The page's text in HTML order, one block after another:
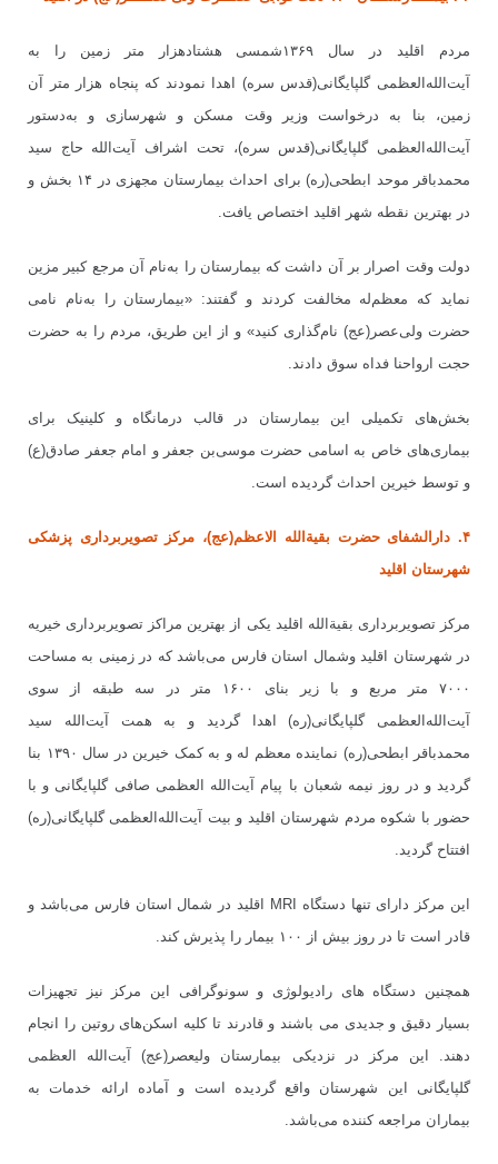
مردم اقلید در سال ۱۳۶۹شمسی هشتادهزار متر زمین را به
آیت الله العظمی گلپایگانی(قدس سره) اهدا نمودند که پنجاه هزار متر آن
زمین، بنا به درخواست وزیر وقت مسکن و شهرسازی و بهدستور
آیتالله العظمی گلپایگانی(قدس سره)، تحت اشراف آیتالله حاج سید
محمدباقر موحد ابطحی(ره) برای احداث بیمارستان مجهزی در ۱۴ بخش و
در بهترین نقطه شهر اقلید اختصاص یافت.
دولت وقت اصرار بر آن داشت که بیمارستان را بهنام آن مرجع کبیر مزین
نماید که معظمله مخالفت کردند و گفتند: «بیمارستان را بهنام نامی
حضرت ولیعصر(عج) نامگذاری کنید» و از این طریق، مردم را به حضرت
حجت ارواحنا فداه سوق دادند.
بخشهای تکمیلی این بیمارستان در قالب درمانگاه و کلینیک برای
بیماریهای خاص به اسامی حضرت موسیبن جعفر و امام جعفر صادق(ع)
و توسط خیرین احداث گردیده است.
۴. دارالشفای حضرت بقیةالله الاعظم(عج)، مرکز تصویربرداری پزشکی
شهرستان اقلید
مرکز تصویربرداری بقیةالله اقلید یکی از بهترین مراکز تصویربرداری خیریه
در شهرستان اقلید وشمال استان فارس میباشد که در زمینی به مساحت
۷۰۰۰ متر مربع و با زیر بنای ۱۶۰۰ متر در سه طبقه از سوی
آیت الله العظمی گلپایگانی(ره) اهدا گردید و به همت آیت الله سید
محمد
باقر ابطحی(ره) نماینده معظم له و به کمک خیرین در سال ۱۳۹۰ بنا
گردید و در روز نیمه شعبان با پیام آیتالله العظمی صافی گلپایگانی و با
حضور با شکوه مردم شهرستان اقلید و بیت آیتالله العظمی گلپایگانی(ره)
افتتاح گردید.
این مرکز دارای تنها دستگاه MRI اقلید در شمال استان فارس میباشد و
قادر است تا در روز بیش از ۱۰۰ بیمار را پذیرش کند.
همچنین دستگاه های رادیولوژی و سونوگرافی این مرکز نیز تجهیزات
بسیار دقیق و جدیدی می باشند و قادرند تا کلیه اسکنهای روتین را انجام
دهند. این مرکز در نزدیکی بیمارستان ولیعصر(عج) آیتالله العظمی
گلپایگانی این شهرستان واقع گردیده است و آماده ارائه خدمات به
بیماران مراجعه کننده میباشد.